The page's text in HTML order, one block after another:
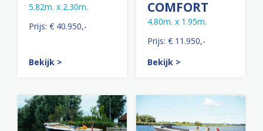
5.82m. x 2.30m.
Prijs: € 40.950,-
Bekijk >
COMFORT
4.80m. x 1.95m.
Prijs: € 11.950,-
Bekijk >